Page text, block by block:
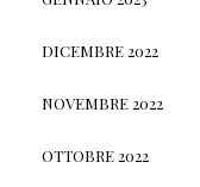
DICEMBRE 2022
NOVEMBRE 2022
OTTOBRE 2022